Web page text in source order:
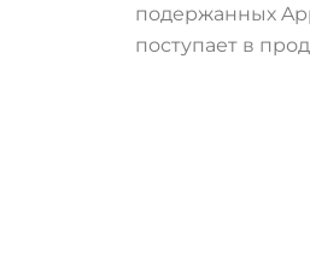
подержанных
поступает в